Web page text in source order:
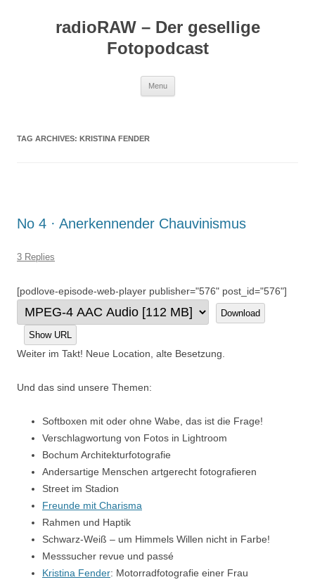
radioRAW – Der gesellige
Fotopodcast
Menu
TAG ARCHIVES: KRISTINA FENDER
No 4 · Anerkennender Chauvinismus
3 Replies
[podlove-episode-web-player publisher="576" post_id="576"]
Download
Show URL
Weiter im Takt! Neue Location, alte Besetzung.
Und das sind unsere Themen:
Softboxen mit oder ohne Wabe, das ist die Frage!
Verschlagwortung von Fotos in Lightroom
Bochum Architekturfotografie
Andersartige Menschen artgerecht fotografieren
Street im Stadion
Freunde mit Charisma
Rahmen und Haptik
Schwarz-Weiß – um Himmels Willen nicht in Farbe!
Messsucher revue und passé
Kristina Fender: Motorradfotografie einer Frau